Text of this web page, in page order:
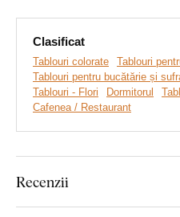
groase de lemn pe care
mai avansată tehnologie și
Clasificat
Tablouri colorate
Tablouri
Tablouri pentru bucătărie și
Tablouri - Flori
Dormitorul
Cafenea / Restaurant
Recenzii